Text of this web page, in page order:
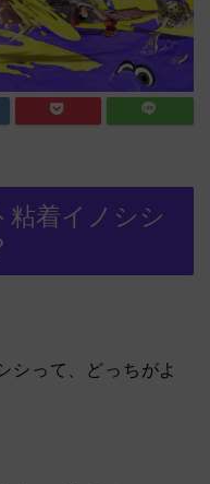
粘着イノシシ
シって、どっちがよ